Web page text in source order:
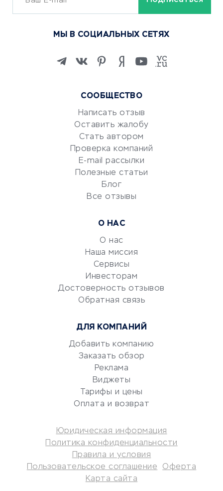
ОБУЧЕНИЕ И РАБОТА
Изучение иностранных
Маркетинг и продажи
Репетиторство
Красота и здоровье
Сервисы по поиску работы
Сетевой маркетинг
УСЛУГИ ДЛЯ БИЗНЕСА
документооборот
Юридические компании
Аудиторские компании
Бухгалтерия онлайн
Потребительские кредиты
Кредитные карты
Дебетовые карты
Микрофинансовые
СООБЩЕСТВО
Написать отзыв
Оставить жалобу
Стать автором
Проверка компаний
E-mail рассылки
Полезные статьи
Блог
Все отзывы
О НАС
О нас
Наша миссия
Сервисы
Инвесторам
Достоверность отзывов
Обратная связь
ДЛЯ КОМПАНИЙ
Добавить компанию
Заказать обзор
Реклама
Виджеты
Тарифы и цены
Оплата и возврат
МЫ В СОЦИАЛЬНЫХ СЕТЯХ
Юридическая информация
Политика конфиденциальности
Правила и условия
Пользовательское соглашение
Оферта
Карта сайта